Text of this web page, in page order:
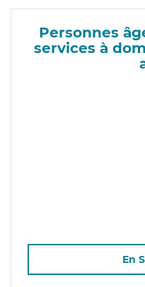
Personnes
services à
En